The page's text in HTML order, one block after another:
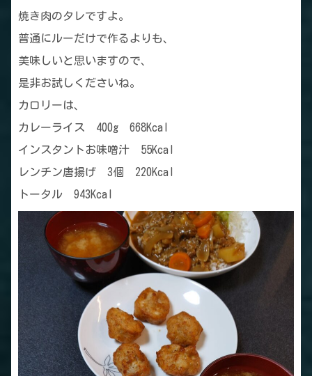
焼き肉のタレですよ。
普通にルーだけで作るよりも、
美味しいと思いますので、
是非お試しくださいね。
カロリーは、
カレーライス 400g 668Kcal
インスタントお味噌汁 55Kcal
レンチン唐揚げ 3個 220Kcal
トータル 943Kcal